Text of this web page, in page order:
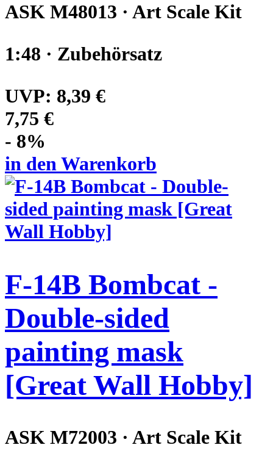
ASK M48013 · Art Scale Kit
1:48 · Zubehörsatz
UVP: 8,39 €
7,75 €
- 8%
in den Warenkorb
F-14B Bombcat -
Double-sided
painting mask
[Great Wall Hobby]
ASK M72003 · Art Scale Kit